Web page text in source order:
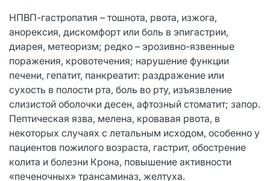
НПВП-гастропатия – тошнота, рвота, изжога,
анорексия, дискомфорт или боль в эпигастрии,
диарея, метеоризм; редко – эрозивно-язвенные
поражения, кровотечения; нарушение функции
печени, гепатит, панкреатит: раздражение или
сухость в полости рта, боль во рту, изъязвление
слизистой оболочки десен, афтозный стоматит; запор.
Пептическая язва, мелена, кровавая рвота, в
некоторых случаях с летальным исходом, особенно у
пациентов пожилого возраста, гастрит, обострение
колита и болезни Крона, повышение активности
«печеночных» трансаминаз, желтуха.